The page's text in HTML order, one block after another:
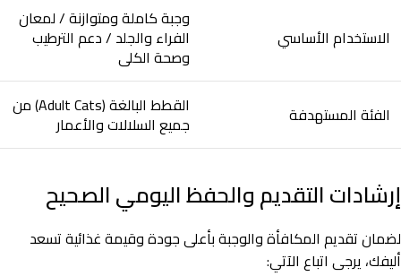
الاستخدام الأساسي
وجبة كاملة ومتوازنة / لمعان
الفراء والجلد / دعم الترطيب
وصحة الكلى
الفئة المستهدفة القطط البالغة (Adult Cats) من
جميع السلالات والأعمار
إرشادات التقديم والحفظ اليومي الصحيح
لضمان تقديم المكافأة والوجبة بأعلى جودة وقيمة غذائية تسعد
أليفك، يرجى اتباع الآتي: